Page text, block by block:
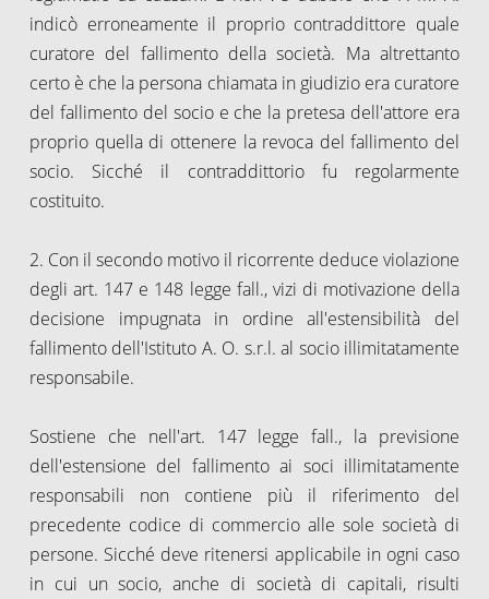
indicò erroneamente il proprio contraddittore quale
curatore del fallimento della società. Ma altrettanto
certo è che la persona chiamata in giudizio era curatore
del fallimento del socio e che la pretesa dell'attore era
proprio quella di ottenere la revoca del fallimento del
socio. Sicché il contraddittorio fu regolarmente
costituito.
2. Con il secondo motivo il ricorrente deduce violazione
degli art. 147 e 148 legge fall., vizi di motivazione della
decisione impugnata in ordine all'estensibilità del
fallimento dell'Istituto A. O. s.r.l. al socio illimitatamente
responsabile.
Sostiene che nell'art. 147 legge fall., la previsione
dell'estensione del fallimento ai soci illimitatamente
responsabili non contiene più il riferimento del
precedente codice di commercio alle sole società di
persone. Sicché deve ritenersi applicabile in ogni caso
in cui un socio, anche di società di capitali, risulti